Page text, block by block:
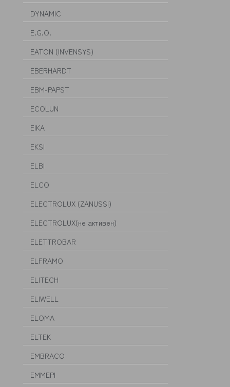
DYNAMIC
E.G.O.
EATON (INVENSYS)
EBERHARDT
EBM-PAPST
ECOLUN
EIKA
EKSI
ELBI
ELCO
ELECTROLUX (ZANUSSI)
ELECTROLUX(не активен)
ELETTROBAR
ELFRAMO
ELITECH
ELIWELL
ELOMA
ELTEK
EMBRACO
EMMEPI